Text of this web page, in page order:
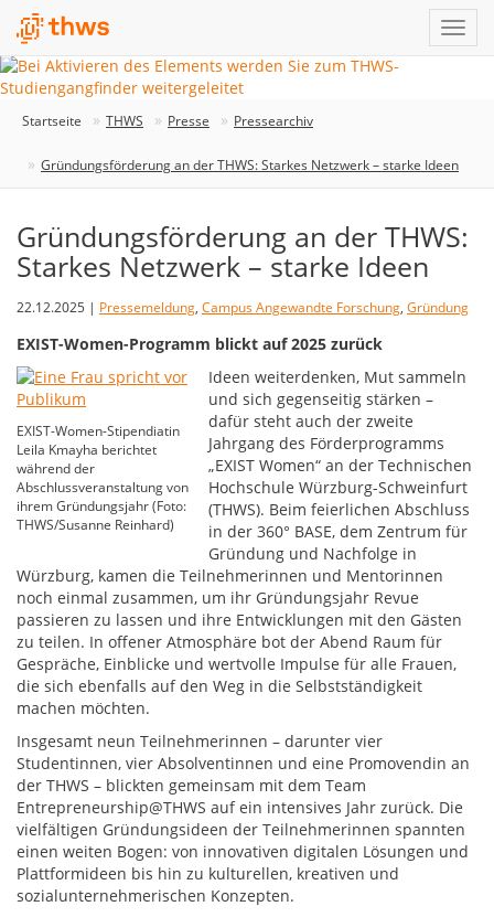
Startseite THWS Presse Pressearchiv
Gründungsförderung an der THWS: Starkes Netzwerk – starke Ideen
Gründungsförderung an der THWS:
Starkes Netzwerk – starke Ideen
22.12.2025 | Pressemeldung, Campus Angewandte Forschung, Gründung
EXIST-Women-Programm blickt auf 2025 zurück
EXIST-Women-Stipendiatin
Leila Kmayha berichtet
während der
Abschlussveranstaltung von
ihrem Gründungsjahr (Foto:
THWS/Susanne Reinhard)
Ideen weiterdenken, Mut sammeln
und sich gegenseitig stärken –
dafür steht auch der zweite
Jahrgang des Förderprogramms
„EXIST Women“ an der Technischen
Hochschule Würzburg-Schweinfurt
(THWS). Beim feierlichen Abschluss
in der 360° BASE, dem Zentrum für
Gründung und Nachfolge in
Würzburg, kamen die Teilnehmerinnen und Mentorinnen
noch einmal zusammen, um ihr Gründungsjahr Revue
passieren zu lassen und ihre Entwicklungen mit den Gästen
zu teilen. In offener Atmosphäre bot der Abend Raum für
Gespräche, Einblicke und wertvolle Impulse für alle Frauen,
die sich ebenfalls auf den Weg in die Selbstständigkeit
machen möchten.
Insgesamt neun Teilnehmerinnen – darunter vier
Studentinnen, vier Absolventinnen und eine Promovendin an
der THWS – blickten gemeinsam mit dem Team
Entrepreneurship@THWS auf ein intensives Jahr zurück. Die
vielfältigen Gründungsideen der Teilnehmerinnen spannten
einen weiten Bogen: von innovativen digitalen Lösungen und
Plattformideen bis hin zu kulturellen, kreativen und
sozialunternehmerischen Konzepten.